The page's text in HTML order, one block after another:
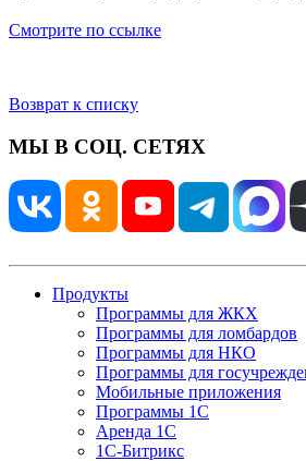
Смотрите по ссылке
Возврат к списку
МЫ В СОЦ. СЕТЯХ
Продукты
Программы для ЖКХ
Программы для ломбардов
Программы для НКО
Программы для
Мобильные приложения
Программы 1С
Аренда 1С
1С-Битрикс